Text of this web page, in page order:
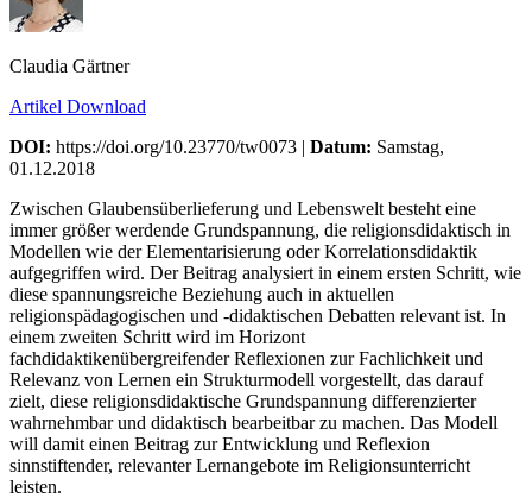
Claudia Gärtner
Artikel Download
DOI: https://doi.org/10.23770/tw0073 | Datum: Samstag,
01.12.2018
Zwischen Glaubensüberlieferung und Lebenswelt besteht eine
immer größer werdende Grundspannung, die religionsdidaktisch in
Modellen wie der Elementarisierung oder Korrelationsdidaktik
aufgegriffen wird. Der Beitrag analysiert in einem ersten Schritt, wie
diese spannungsreiche Beziehung auch in aktuellen
religionspädagogischen und -didaktischen Debatten relevant ist. In
einem zweiten Schritt wird im Horizont
fachdidaktikenübergreifender Reflexionen zur Fachlichkeit und
Relevanz von Lernen ein Strukturmodell vorgestellt, das darauf
zielt, diese religionsdidaktische Grundspannung differenzierter
wahrnehmbar und didaktisch bearbeitbar zu machen. Das Modell
will damit einen Beitrag zur Entwicklung und Reflexion
sinnstiftender, relevanter Lernangebote im Religionsunterricht
leisten.